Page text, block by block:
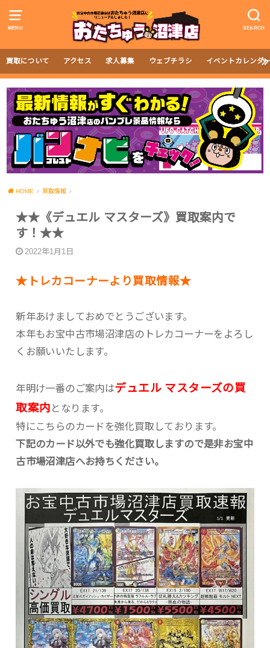
MENU SEARCH
買取について アクセス 求人募集 ウェブチラシ イベントカレンダ
HOME 買取情報
★★《デュエル マスターズ》買取案内で
す！★★
2022年1月1日
★トレカコーナーより買取情報★
新年あけましておめでとうございます。
本年もお宝中古市場沼津店のトレカコーナーをよろし
くお願いいたします。
年明け一番のご案内はデュエル マスターズの買
取案内 となります。
特にこちらのカードを強化買取しております。
下記のカード以外でも強化買取しますので是非お宝中
古市場沼津店へお持ちください。